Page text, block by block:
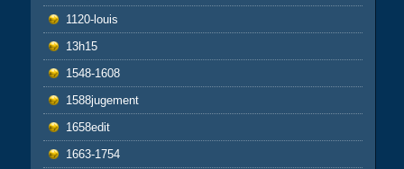
1120-louis
13h15
1548-1608
1588jugement
1658edit
1663-1754